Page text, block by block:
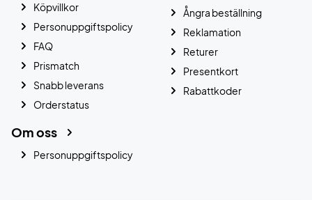
Köpvillkor
Personuppgiftspolicy
FAQ
Prismatch
Snabb leverans
Orderstatus
Ångra beställning
Reklamation
Returer
Presentkort
Rabattkoder
Om oss
Personuppgiftspolicy